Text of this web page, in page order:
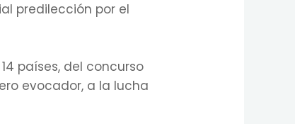
predilección por el
países, del concurso
evocador, a la lucha